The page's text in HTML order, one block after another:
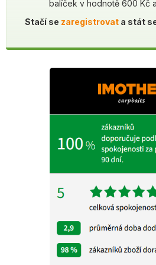
balíček v hodnotě 600 Kč
Stačí se zaregistrovata stát